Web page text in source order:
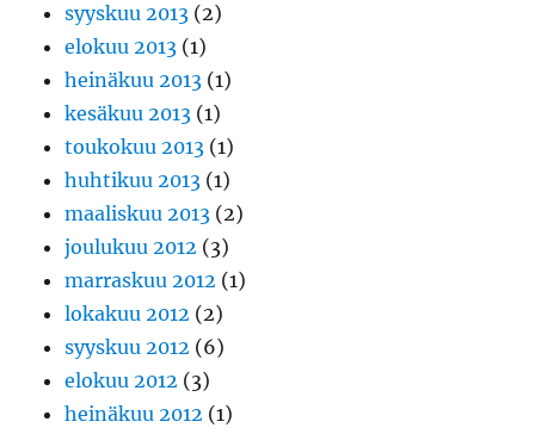
syyskuu 2013 (2)
elokuu 2013 (1)
heinäkuu 2013 (1)
kesäkuu 2013 (1)
toukokuu 2013 (1)
huhtikuu 2013 (1)
maaliskuu 2013 (2)
joulukuu 2012 (3)
marraskuu 2012 (1)
lokakuu 2012 (2)
syyskuu 2012 (6)
elokuu 2012 (3)
heinäkuu 2012 (1)